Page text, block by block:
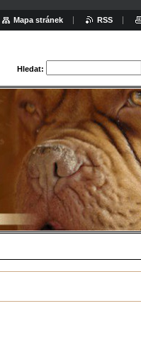
Hledat:
Mapa stránek RSS